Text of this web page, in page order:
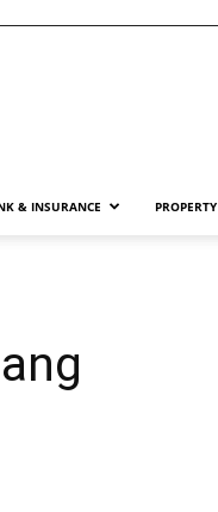
& INSURANCE PROPERTY